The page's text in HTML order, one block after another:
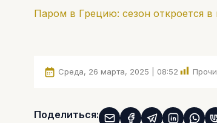
Паром в Грецию: сезон откроется в
Среда, 26 марта, 2025 | 08:52
Поделиться: